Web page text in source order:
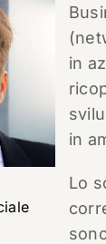
in
in
Lo